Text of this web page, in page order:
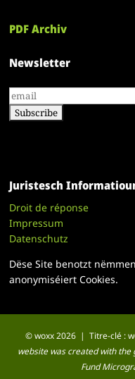
PDF Archiv
Newsletter
Juristesch
Droit de réponse
Impressum
Datenschutz
Dëse Site benotzt
anonymiséiert Cookies.
© woxx 2026 | Titre-clé :
website was created with the
Fund